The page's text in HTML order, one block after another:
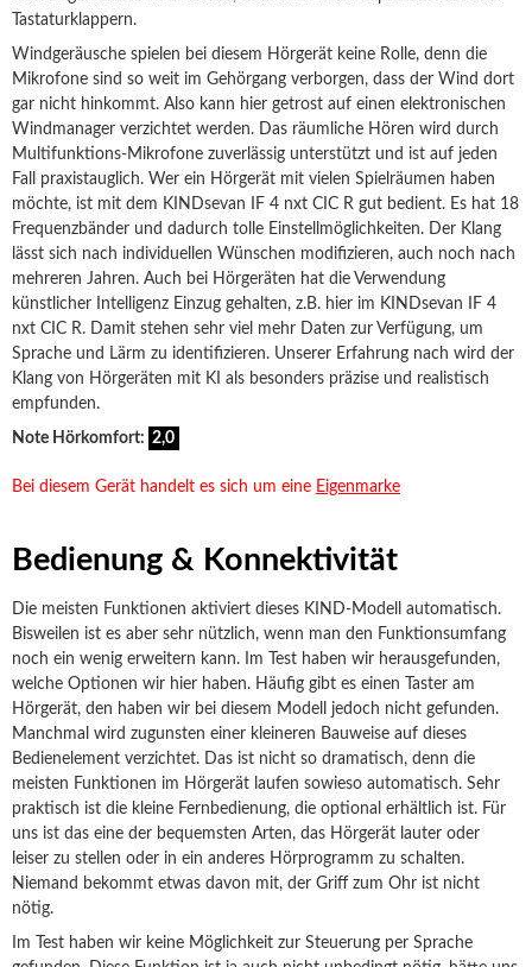
Tastaturklappern.
Windgeräusche spielen bei diesem Hörgerät keine Rolle, denn die
Mikrofone sind so weit im Gehörgang verborgen, dass der Wind dort
gar nicht hinkommt. Also kann hier getrost auf einen elektronischen
Windmanager verzichtet werden. Das räumliche Hören wird durch
Multifunktions-Mikrofone zuverlässig unterstützt und ist auf jeden
Fall praxistauglich. Wer ein Hörgerät mit vielen Spielräumen haben
möchte, ist mit dem KINDsevan IF 4 nxt CIC R gut bedient. Es hat 18
Frequenzbänder und dadurch tolle Einstellmöglichkeiten. Der Klang
lässt sich nach individuellen Wünschen modifizieren, auch noch nach
mehreren Jahren. Auch bei Hörgeräten hat die Verwendung
künstlicher Intelligenz Einzug gehalten, z.B. hier im KINDsevan IF 4
nxt CIC R. Damit stehen sehr viel mehr Daten zur Verfügung, um
Sprache und Lärm zu identifizieren. Unserer Erfahrung nach wird der
Klang von Hörgeräten mit KI als besonders präzise und realistisch
empfunden.
Note Hörkomfort: 2,0
Bei diesem Gerät handelt es sich um eine Eigenmarke
Bedienung & Konnektivität
Die meisten Funktionen aktiviert dieses KIND-Modell automatisch.
Bisweilen ist es aber sehr nützlich, wenn man den Funktionsumfang
noch ein wenig erweitern kann. Im Test haben wir herausgefunden,
welche Optionen wir hier haben. Häufig gibt es einen Taster am
Hörgerät, den haben wir bei diesem Modell jedoch nicht gefunden.
Manchmal wird zugunsten einer kleineren Bauweise auf dieses
Bedienelement verzichtet. Das ist nicht so dramatisch, denn die
meisten Funktionen im Hörgerät laufen sowieso automatisch. Sehr
praktisch ist die kleine Fernbedienung, die optional erhältlich ist. Für
uns ist das eine der bequemsten Arten, das Hörgerät lauter oder
leiser zu stellen oder in ein anderes Hörprogramm zu schalten.
Niemand bekommt etwas davon mit, der Griff zum Ohr ist nicht
nötig.
Im Test haben wir keine Möglichkeit zur Steuerung per Sprache